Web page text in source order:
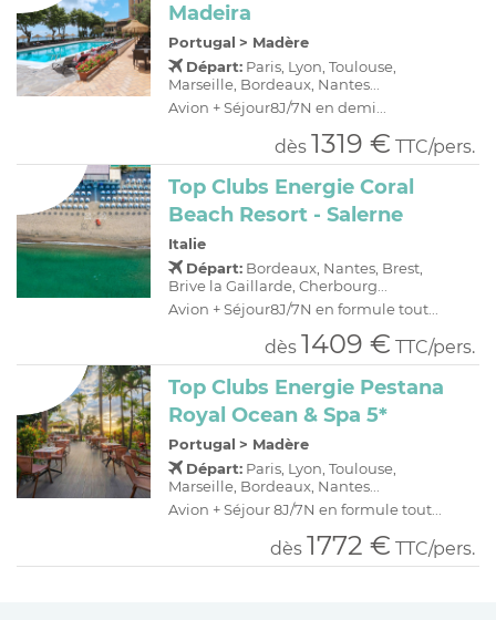
Madeira
Portugal > Madère
Départ: Paris, Lyon, Toulouse,
Marseille, Bordeaux, Nantes...
Avion + Séjour8J/7N en demi...
dès 1319 € TTC/pers.
Top Clubs Energie Coral
Beach Resort - Salerne
Italie
Départ: Bordeaux, Nantes, Brest,
Brive la Gaillarde, Cherbourg...
Avion + Séjour8J/7N en formule tout...
dès 1409 € TTC/pers.
Top Clubs Energie Pestana
Royal Ocean & Spa 5*
Portugal > Madère
Départ: Paris, Lyon, Toulouse,
Marseille, Bordeaux, Nantes...
Avion + Séjour 8J/7N en formule tout...
dès 1772 € TTC/pers.